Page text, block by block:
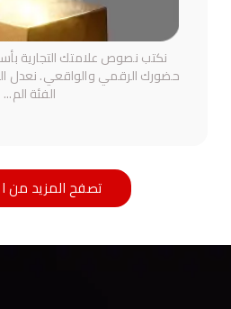
نكتب نصوص علامتك التجارية
حضورك الرقمي والواقعي. نعدل
الفئة الم...
تصفح المزيد من